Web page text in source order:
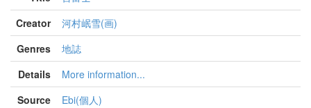
Creator
河村岷雪(画)
Genres
地誌
Details
More information...
Source
Ebi(個人)